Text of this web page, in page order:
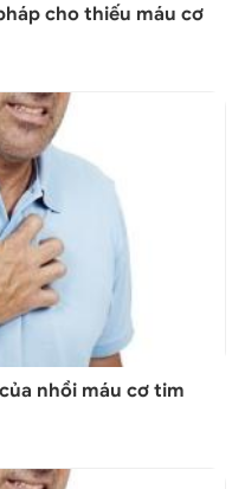
cho thiếu máu cơ
nhồi máu cơ tim